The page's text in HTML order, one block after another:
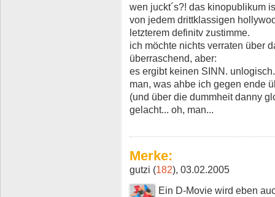
wen juckt´s?! das kinopublikum
von jedem drittklassigen
letzterem definitv zustimme.
ich möchte nichts verraten über
überraschend, aber:
es ergibt keinen SINN. unlogisch.
man, was ahbe ich gegen ende
(und über die dummheit danny
gelacht... oh, man...
Merke:
gutzi (182), 03.02.2005
Ein D-Movie wird eben